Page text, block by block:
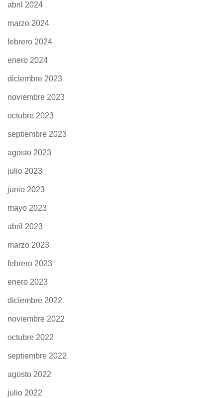
abril 2024
marzo 2024
febrero 2024
enero 2024
diciembre 2023
noviembre 2023
octubre 2023
septiembre 2023
agosto 2023
julio 2023
junio 2023
mayo 2023
abril 2023
marzo 2023
febrero 2023
enero 2023
diciembre 2022
noviembre 2022
octubre 2022
septiembre 2022
agosto 2022
julio 2022